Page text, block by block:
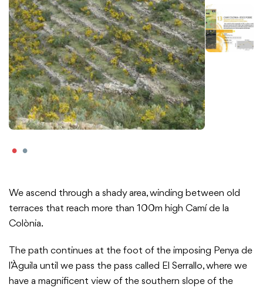
We ascend through a shady area, winding between old
terraces that reach more than 100m high Camí de la
Colònia.
The path continues at the foot of the imposing Penya de
l’Àguila until we pass the pass called El Serrallo, where we
have a magnificent view of the southern slope of the